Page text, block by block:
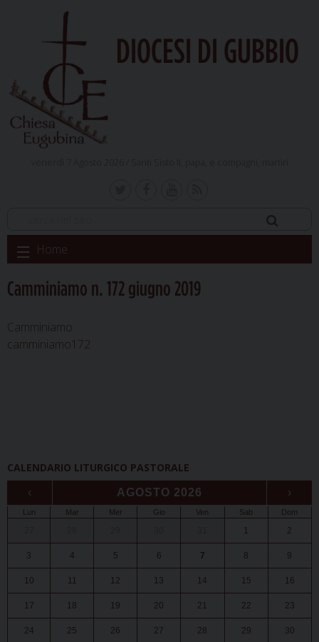
DIOCESI DI GUBBIO
Skip
to
Home
Camminiamo n. 172 giugno 2019
Camminiamo
camminiamo172
CALENDARIO LITURGICO PASTORALE
‹ AGOSTO 2026 ›
Lun Mar Mer Gio Ven Sab Dom
1 2
3 4 5 6 7 8 9
10 11 12 13 14 15 16
17 18 19 20 21 22 23
24 25 26 27 28 29 30